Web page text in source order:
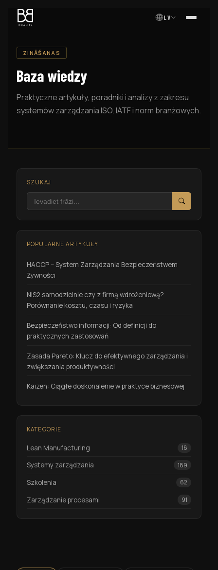
LV
ZINĀŠANAS
Baza wiedzy
Praktyczne artykuły, poradniki i analizy z zakresu
systemów zarządzania ISO, IATF i norm branżowych.
SZUKAJ
Szukaj
POPULARNE ARTYKUŁY
HACCP – System Zarządzania Bezpieczeństwem
Żywności
NIS2 samodzielnie czy z firmą wdrożeniową?
Porównanie kosztu, czasu i ryzyka
Bezpieczeństwo informacji: Od definicji do
praktycznych zastosowań
Zasada Pareto: Klucz do efektywnego zarządzania i
zwiększania produktywności
Kaizen: Ciągłe doskonalenie w praktyce biznesowej
KATEGORIE
Lean Manufacturing 18
Systemy zarządzania 189
Szkolenia 62
Zarządzanie procesami 91